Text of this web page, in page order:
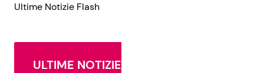
Ultime Notizie Flash
ULTIME NOTIZIE